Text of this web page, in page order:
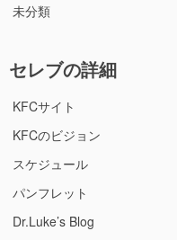
未分類
セレブの詳細
KFCサイト
KFCのビジョン
スケジュール
パンフレット
Dr.Luke’s Blog